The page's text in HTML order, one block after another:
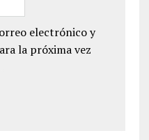
electrónico y
la próxima vez